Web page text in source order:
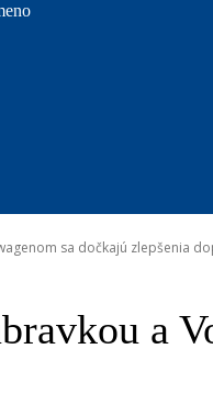
sa dočkajú zlepšenia
a